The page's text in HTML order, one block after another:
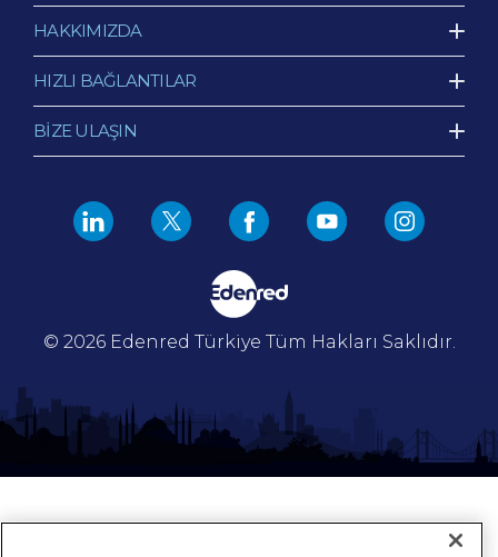
© 2026 Edenred Türkiye Tüm Hakları Saklıdır.
HAKKIMIZDA
HIZLI BAĞLANTILAR
BİZE ULAŞIN